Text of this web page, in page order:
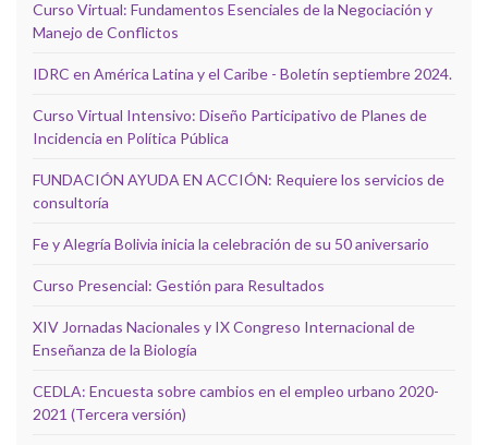
Curso Virtual: Fundamentos Esenciales de la Negociación y
Manejo de Conflictos
IDRC en América Latina y el Caribe - Boletín septiembre 2024.
Curso Virtual Intensivo: Diseño Participativo de Planes de
Incidencia en Política Pública
FUNDACIÓN AYUDA EN ACCIÓN: Requiere los servicios de
consultoría
Fe y Alegría Bolivia inicia la celebración de su 50 aniversario
Curso Presencial: Gestión para Resultados
XIV Jornadas Nacionales y IX Congreso Internacional de
Enseñanza de la Biología
CEDLA: Encuesta sobre cambios en el empleo urbano 2020-
2021 (Tercera versión)